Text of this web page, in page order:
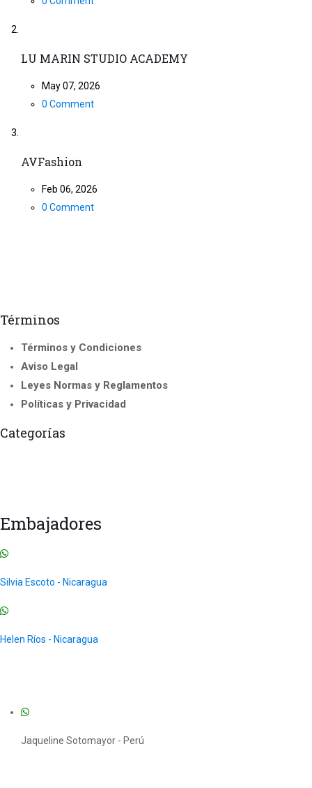
LU MARIN STUDIO ACADEMY
May 07, 2026
0 Comment
AVFashion
Feb 06, 2026
0 Comment
Términos
Términos y Condiciones
Aviso Legal
Leyes Normas y Reglamentos
Políticas y Privacidad
Categorías
Embajadores
Silvia Escoto - Nicaragua
Helen Ríos - Nicaragua
Jaqueline Sotomayor - Perú